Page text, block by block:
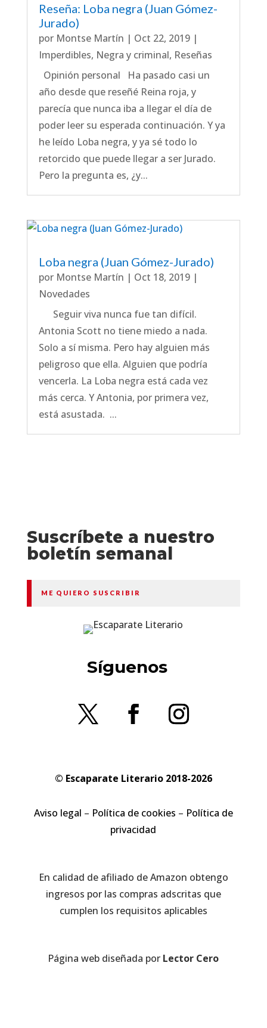
Reseña: Loba negra (Juan Gómez-
Jurado)
por Montse Martín | Oct 22, 2019|
Imperdibles, Negra y criminal, Reseñas
Opinión personal Ha pasado casi un
año desde que reseñé Reina roja, y
parecía que nunca iba a llegar el día de
poder leer su esperada continuación. Y ya
he leído Loba negra, y ya sé todo lo
retorcido que puede llegar a ser Jurado.
Pero la pregunta es, ¿y...
Loba negra (Juan Gómez-Jurado)
por Montse Martín | Oct 18, 2019|
Novedades
Seguir viva nunca fue tan difícil.
Antonia Scott no tiene miedo a nada.
Solo a sí misma. Pero hay alguien más
peligroso que ella. Alguien que podría
vencerla. La Loba negra está cada vez
más cerca. Y Antonia, por primera vez,
está asustada. ...
Suscríbete a nuestro
boletín semanal
ME QUIERO SUSCRIBIR
Síguenos
© Escaparate Literario 2018-2026
Aviso legal – Política de cookies – Política de
privacidad
En calidad de afiliado de Amazon obtengo
ingresos por las compras adscritas que
cumplen los requisitos aplicables
Página web diseñada por Lector Cero